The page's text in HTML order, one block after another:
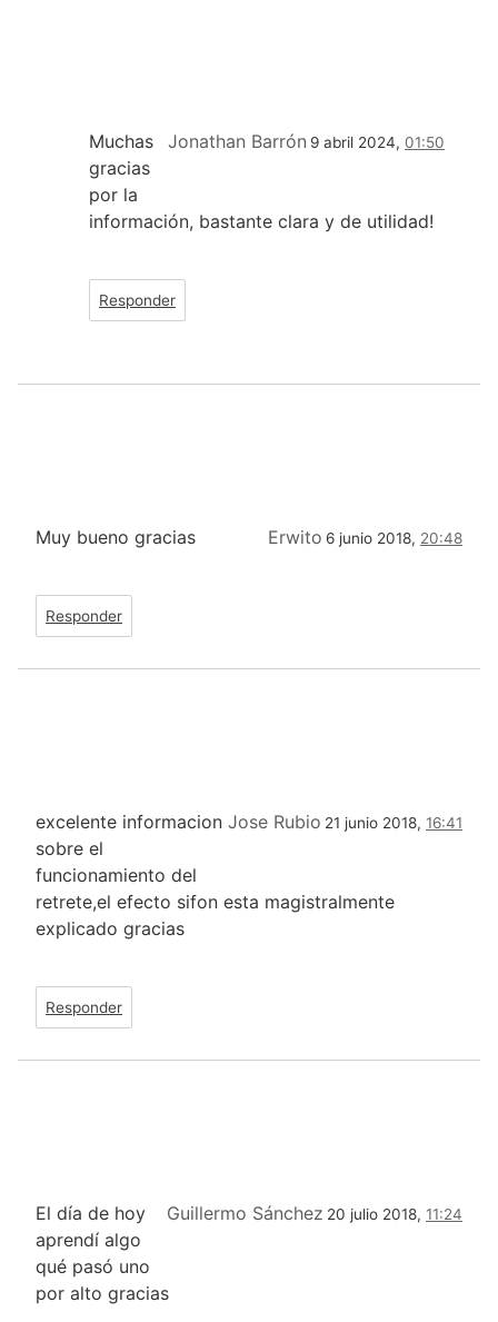
Jonathan Barrón 9 abril 2024, 01:50
Muchas
gracias
por la
información, bastante clara y de utilidad!
Responder
Erwito 6 junio 2018, 20:48
Muy bueno gracias
Responder
Jose Rubio 21 junio 2018, 16:41
excelente informacion
sobre el
funcionamiento del
retrete,el efecto sifon esta magistralmente
explicado gracias
Responder
Guillermo Sánchez 20 julio 2018, 11:24
El día de hoy
aprendí algo
qué pasó uno
por alto gracias